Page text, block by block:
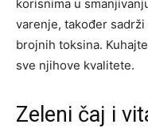
korisnima u
varenje, također
brojnih toksina.
sve njihove kvalitete.
Zeleni čaj i